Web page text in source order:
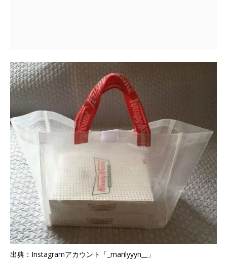
出典：Instagramアカウント「_marilyyyn__」